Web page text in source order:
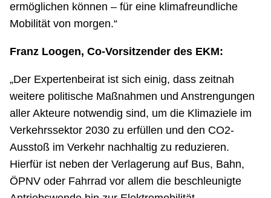
ermöglichen können – für eine klimafreundliche
Mobilität von morgen.“
Franz Loogen, Co-Vorsitzender des EKM:
„Der Expertenbeirat ist sich einig, dass zeitnah
weitere politische Maßnahmen und Anstrengungen
aller Akteure notwendig sind, um die Klimaziele im
Verkehrssektor 2030 zu erfüllen und den CO2-
Ausstoß im Verkehr nachhaltig zu reduzieren.
Hierfür ist neben der Verlagerung auf Bus, Bahn,
ÖPNV oder Fahrrad vor allem die beschleunigte